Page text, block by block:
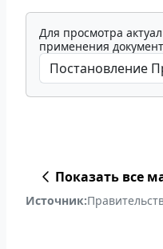
Для просмотра
применения
Показать все
Источник: